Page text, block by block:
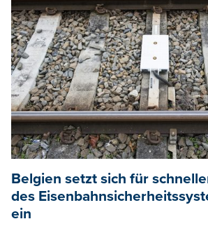
Belgien setzt sich für
des
ein